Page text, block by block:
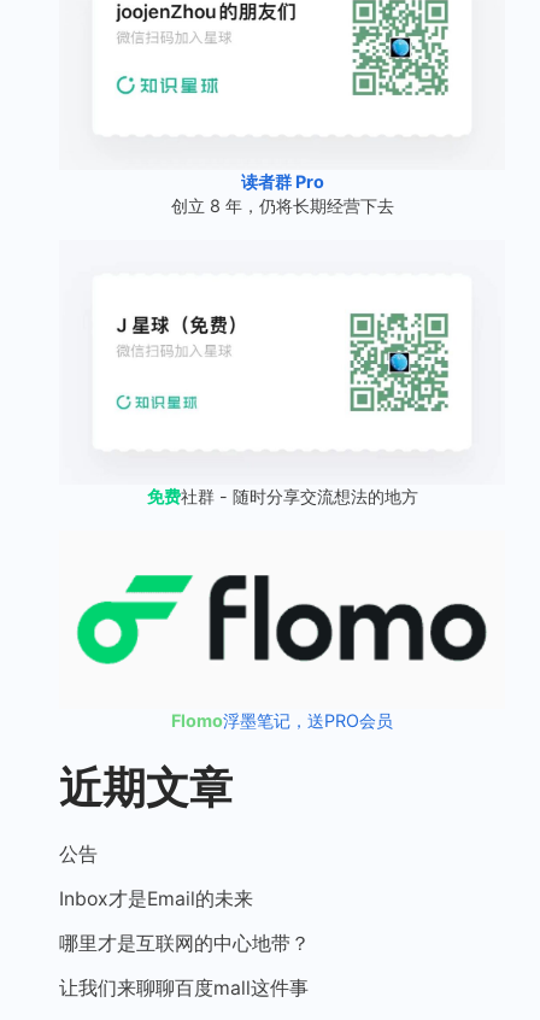
读者群 Pro
创立 8 年，仍将长期经营下去
免费社群 - 随时分享交流想法的地方
Flomo浮墨笔记，送PRO会员
近期文章
公告
Inbox才是Email的未来
哪里才是互联网的中心地带？
让我们来聊聊百度mall这件事